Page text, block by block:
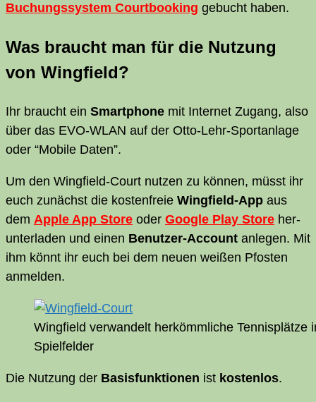
Buchungs­sys­tem Court­boo­king gebucht haben.
Was braucht man für die Nut­zung
von Wingfield?
Ihr braucht ein Smart­phone mit Inter­net Zugang, also
über das EVO-WLAN auf der Otto-Lehr-Sport­an­la­ge
oder “Mobi­le Daten”.
Um den Wing­field-Court nut­zen zu kön­nen, müsst ihr
euch zunächst die kos­ten­freie Wing­field-App aus
dem Apple App Store oder Goog­le Play Store her­
un­ter­la­den und einen Benut­zer-Account anle­gen. Mit
ihm könnt ihr euch bei dem neu­en wei­ßen Pfos­ten
anmelden.
Wing­field ver­wan­delt her­kömm­li­che Ten­nis­plät­ze
Spielfelder
Die Nut­zung der Basis­funk­tio­nen ist kos­ten­los.